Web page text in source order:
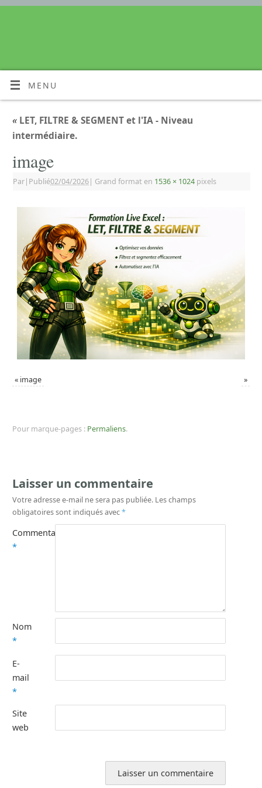
MENU
« LET, FILTRE & SEGMENT et l'IA - Niveau
intermédiaire.
image
Par| Publié02/04/2026| Grand format en 1536 × 1024 pixels
« image »
Pour marque-pages : Permaliens.
Laisser un commentaire
Votre adresse e-mail ne sera pas publiée. Les champs
obligatoires sont indiqués avec*
Commentaire
*
Nom
*
E-
mail
*
Site
web